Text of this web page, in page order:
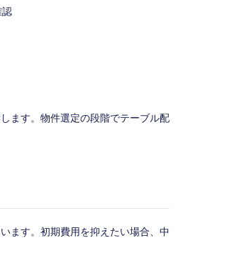
認
ます。物件選定の段階でテーブル配
ます。初期費用を抑えたい場合、中